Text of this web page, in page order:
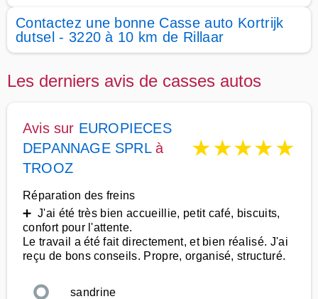
Contactez une bonne Casse auto Kortrijk
dutsel - 3220 à 10 km de Rillaar
Les derniers avis de casses autos
Avis sur EUROPIECES
DEPANNAGE SPRLà
TROOZ
★★★★★
Réparation des freins
➕ J'ai été très bien accueillie, petit café, biscuits,
confort pour l'attente.
Le travail a été fait directement, et bien réalisé. J'ai
reçu de bons conseils. Propre, organisé, structuré.
sandrine